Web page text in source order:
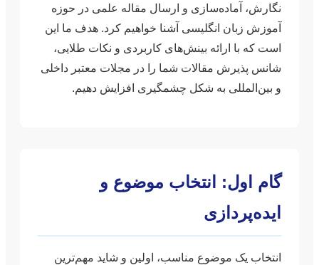
نگارش، آماده‌سازی و ارسال مقاله علمی در حوزه
آموزش زبان انگلیسی آشنا خواهیم کرد. هدف ما این
است که با ارائه بینش‌های کاربردی و نکات طلایی،
شانس پذیرش مقالات شما را در مجلات معتبر داخلی
و بین‌المللی به شکل چشمگیری افزایش دهیم.
گام اول: انتخاب موضوع و
ایده‌پردازی
انتخاب یک موضوع مناسب، اولین و شاید مهم‌ترین